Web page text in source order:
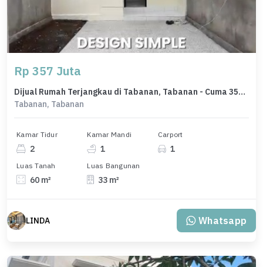
Rp 357 Juta
Dijual Rumah Terjangkau di Tabanan, Tabanan - Cuma 357 Juta
Tabanan, Tabanan
Kamar Tidur
2
Kamar Mandi
1
Carport
1
Luas Tanah
60 m²
Luas Bangunan
33 m²
LINDA Whatsapp